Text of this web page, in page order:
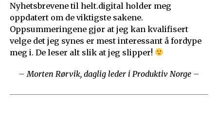
Nyhetsbrevene til helt.digital holder meg
oppdatert om de viktigste sakene.
Oppsummeringene gjør at jeg kan kvalifisert
velge det jeg synes er mest interessant å fordype
meg i. De leser alt slik at jeg slipper!
– Morten Rørvik, daglig leder i Produktiv Norge –